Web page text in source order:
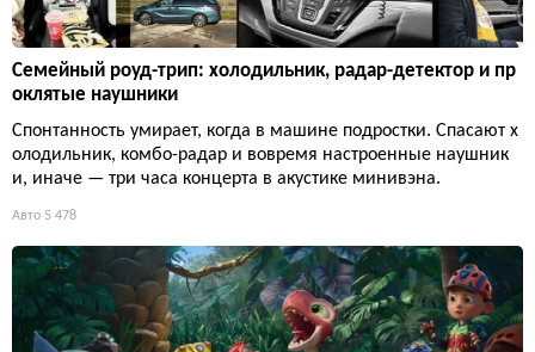
Семейный роуд-трип: холодильник, радар-детектор и пр
оклятые наушники
Спонтанность умирает, когда в машине подростки. Спасают х
олодильник, комбо-радар и вовремя настроенные наушник
и, иначе — три часа концерта в акустике минивэна.
Авто 5 478